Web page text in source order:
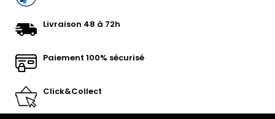
Livraison 48 à 72h
Paiement 100% sécurisé
Click&Collect